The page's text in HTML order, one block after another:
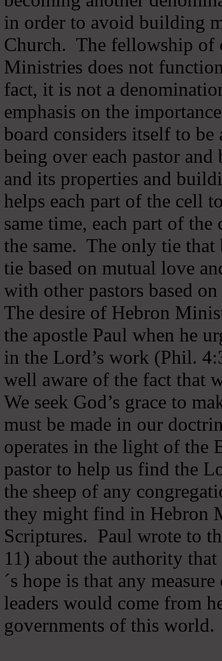
in order to avoid building
Church. The fellowship of
Ministries does not
fact, it is not a
emphasis on the
board considers itself to be
being over each pastor
and its properties and
helps each part of the cell
same time, each part of
the same. The only tie that
tie based on mutual love
with other pastors based
The desire of Hebron
the apostle Paul when he
in the Lord’s work (Phil.
well aware of the fact that
We seek God’s grace to
must be made in our
operates in the light of the
pastor to help us find the
the sheep of any
they might find in Hebron
Scriptures. Paul wrote to
11) about the authority
´s hope is that any
leaders would come from
governments of this world.